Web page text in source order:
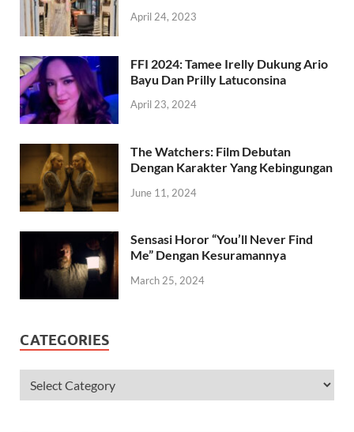
April 24, 2023
FFI 2024: Tamee Irelly Dukung Ario
Bayu Dan Prilly Latuconsina
April 23, 2024
The Watchers: Film Debutan
Dengan Karakter Yang Kebingungan
June 11, 2024
Sensasi Horor “You’ll Never Find
Me” Dengan Kesuramannya
March 25, 2024
CATEGORIES